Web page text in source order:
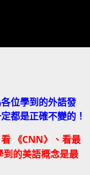
位學到的外語發
都是正確不變的！
《CNN》 、看最
的美語概念是最